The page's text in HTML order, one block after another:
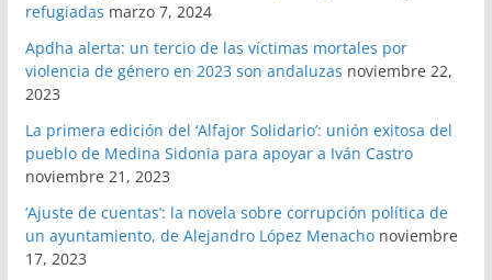
refugiadas marzo 7, 2024
Apdha alerta: un tercio de las víctimas mortales por
violencia de género en 2023 son andaluzas noviembre 22,
2023
La primera edición del ‘Alfajor Solidario’: unión exitosa del
pueblo de Medina Sidonia para apoyar a Iván Castro
noviembre 21, 2023
‘Ajuste de cuentas’: la novela sobre corrupción política de
un ayuntamiento, de Alejandro López Menacho noviembre
17, 2023